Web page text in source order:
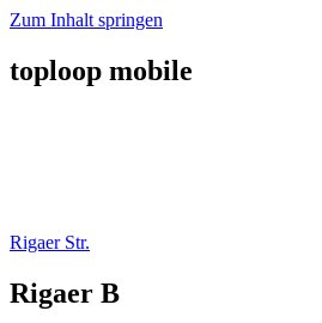
Zum Inhalt springen
toploop mobile
Rigaer Str.
Rigaer B